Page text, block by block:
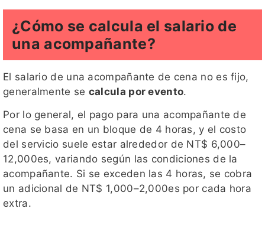
¿Cómo se calcula el salario de
una acompañante?
El salario de una acompañante de cena no es fijo,
generalmente se calcula por evento.
Por lo general, el pago para una acompañante de
cena se basa en un bloque de 4 horas, y el costo
del servicio suele estar alrededor de NT$ 6,000–
12,000es, variando según las condiciones de la
acompañante. Si se exceden las 4 horas, se cobra
un adicional de NT$ 1,000–2,000es por cada hora
extra.